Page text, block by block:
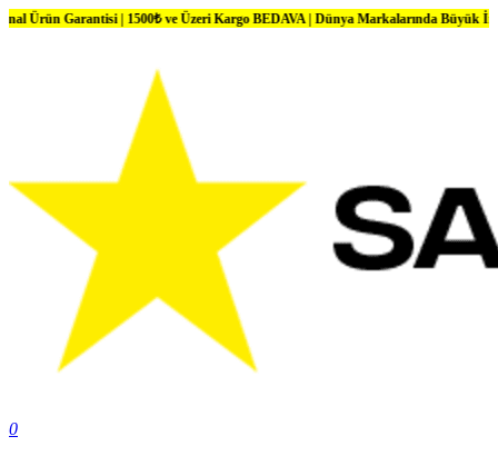
| 1500₺ ve Üzeri Kargo BEDAVA | Dünya Markalarında Büyük İndirimler
0